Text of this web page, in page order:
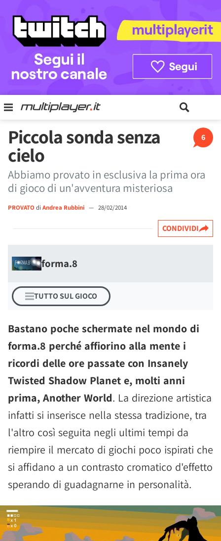
6
Piccola sonda senza
cielo
Abbiamo provato in esclusiva la prima ora
di gioco di un'avventura misteriosa
PROVATO di Andrea Rubbini — 28/02/2014
CONDIVIDI
forma.8
TUTTO SUL GIOCO
Bastano poche schermate nel mondo di
forma.8 perché affiorino alla mente i
ricordi delle ore passate con Insanely
Twisted Shadow Planet e, molti anni
prima, Another World. La direzione artistica
infatti si inserisce nella stessa tradizione, tra
l'altro così seguita negli ultimi tempi da
riempire il mercato di giochi poco ispirati che
si affidano a un contrasto cromatico d'effetto
sperando di guadagnarne in personalità.